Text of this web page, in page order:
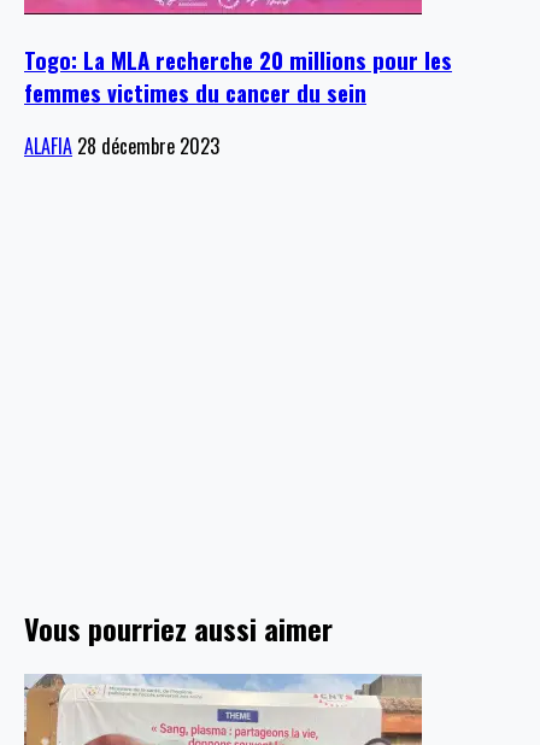
Togo: La MLA recherche 20 millions pour les
femmes victimes du cancer du sein
ALAFIA 28 décembre 2023
Vous pourriez aussi aimer